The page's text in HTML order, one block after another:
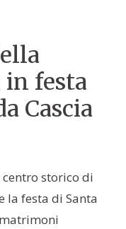
in festa
Cascia
storico di
la festa di Santa
matrimoni